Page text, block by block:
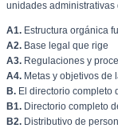
unidades
A1. Estructura orgánica
A2. Base legal que rige
A3. Regulaciones y
A4. Metas y objetivos de
B. El directorio completo
B1. Directorio completo
B2. Distributivo de